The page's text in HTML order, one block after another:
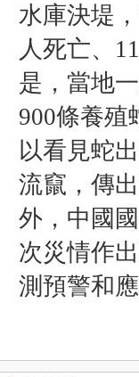
水庫決堤
人死亡、
是，當地
900條養殖
以看見蛇
流竄，傳
外，中國
次災情作
測預警和